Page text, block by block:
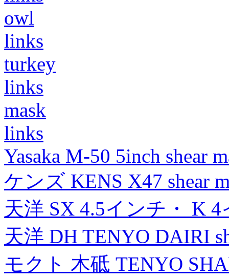
owl
links
turkey
links
mask
links
Yasaka M-50 5inch shear
ケンズ KENS X47 shear
天洋 SX 4.5インチ・ K
天洋 DH TENYO DAIRI
モクト 木砥 TENYO